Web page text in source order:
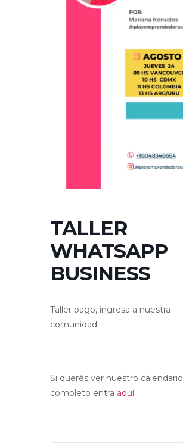
TALLER
WHATSAPP
BUSINESS
Taller pago, ingresa a nuestra
comunidad.
Si querés ver nuestro calendario
completo entra aquí